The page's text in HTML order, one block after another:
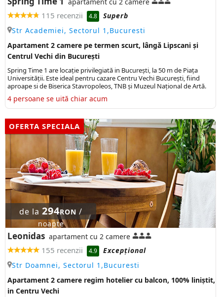
115 recenzii 4.8
Superb
Str Academiei, Sectorul 1,Bucuresti
Apartament 2 camere pe termen scurt, lângă Lipscani și
Centrul Vechi din București
Spring Time 1 are locație privilegiată in București, la 50 m de Piața
Universității. Este ideal pentru cazare Centru Vechi București, fiind
aproape si de Biserica Stavropoleos, TNB și Muzeul Național de Artă.
4 persoane se uită chiar acum
OFERTA SPECIALA
de la 294RON /
noapte
Leonidas apartament cu 2 camere
155 recenzii 4.9
Excepţional
Str Doamnei, Sectorul 1,Bucuresti
Apartament 2 camere regim hotelier cu balcon, 100% liniștit,
in Centru Vechi